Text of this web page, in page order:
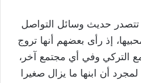
تتصدر حديث وسائل التواصل
إذ رأى بعضهم أنها تروج
التركي وفي أي مجتمع آخر،
أن ابنها ما يزال صغيرا